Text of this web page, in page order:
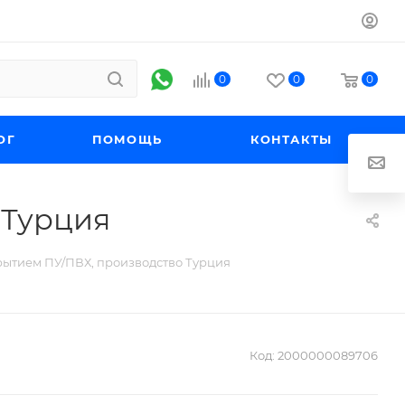
0 0 0
ПОМОЩЬ КОНТАКТЫ
ПУ/ПВХ, производство Турция
Код: 2000000089706